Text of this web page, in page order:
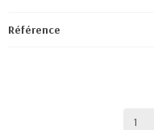
Référence